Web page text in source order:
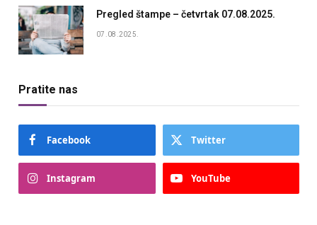
Pregled štampe – četvrtak 07.08.2025.
07.08.2025.
Pratite nas
Facebook Twitter
Instagram YouTube